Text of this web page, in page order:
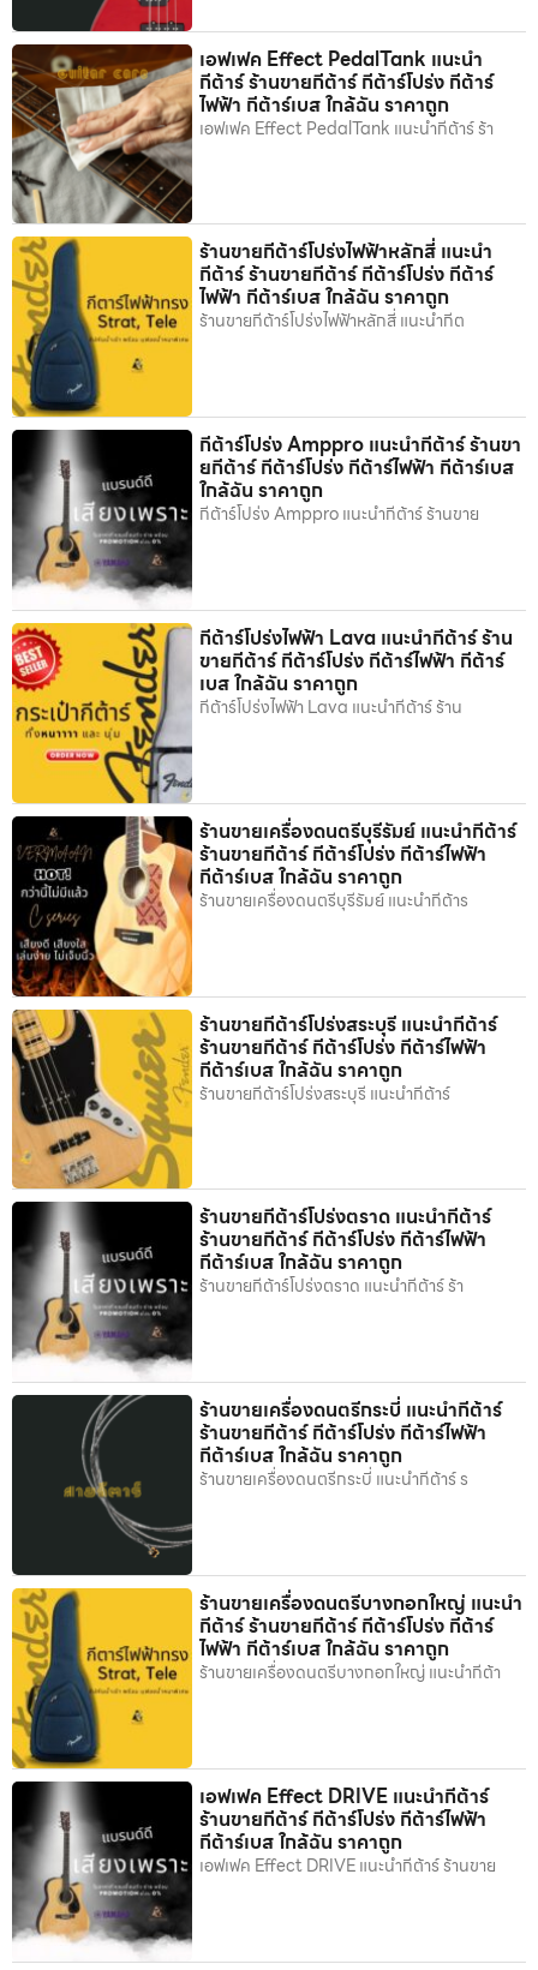
เอฟเฟค Effect PedalTank แนะนำ
กีต้าร์ ร้านขายกีต้าร์ กีต้าร์โปร่ง กีต้าร์
ไฟฟ้า กีต้าร์เบส ใกล้ฉัน ราคาถูก
เอฟเฟค Effect PedalTank แนะนำกีต้าร์ ร้า
ร้านขายกีต้าร์โปร่งไฟฟ้าหลักสี่ แนะนำ
กีต้าร์ ร้านขายกีต้าร์ กีต้าร์โปร่ง กีต้าร์
ไฟฟ้า กีต้าร์เบส ใกล้ฉัน ราคาถูก
ร้านขายกีต้าร์โปร่งไฟฟ้าหลักสี่ แนะนำกีต
กีต้าร์โปร่ง Amppro แนะนำกีต้าร์ ร้านขา
ยกีต้าร์ กีต้าร์โปร่ง กีต้าร์ไฟฟ้า กีต้าร์เบส
ใกล้ฉัน ราคาถูก
กีต้าร์โปร่ง Amppro แนะนำกีต้าร์ ร้านขาย
กีต้าร์โปร่งไฟฟ้า Lava แนะนำกีต้าร์ ร้าน
ขายกีต้าร์ กีต้าร์โปร่ง กีต้าร์ไฟฟ้า กีต้าร์
เบส ใกล้ฉัน ราคาถูก
กีต้าร์โปร่งไฟฟ้า Lava แนะนำกีต้าร์ ร้าน
ร้านขายเครื่องดนตรีบุรีรัมย์ แนะนำกีต้าร์
ร้านขายกีต้าร์ กีต้าร์โปร่ง กีต้าร์ไฟฟ้า
กีต้าร์เบส ใกล้ฉัน ราคาถูก
ร้านขายเครื่องดนตรีบุรีรัมย์ แนะนำกีต้าร
ร้านขายกีต้าร์โปร่งสระบุรี แนะนำกีต้าร์
ร้านขายกีต้าร์ กีต้าร์โปร่ง กีต้าร์ไฟฟ้า
กีต้าร์เบส ใกล้ฉัน ราคาถูก
ร้านขายกีต้าร์โปร่งสระบุรี แนะนำกีต้าร์
ร้านขายกีต้าร์โปร่งตราด แนะนำกีต้าร์
ร้านขายกีต้าร์ กีต้าร์โปร่ง กีต้าร์ไฟฟ้า
กีต้าร์เบส ใกล้ฉัน ราคาถูก
ร้านขายกีต้าร์โปร่งตราด แนะนำกีต้าร์ ร้า
ร้านขายเครื่องดนตรีกระบี่ แนะนำกีต้าร์
ร้านขายกีต้าร์ กีต้าร์โปร่ง กีต้าร์ไฟฟ้า
กีต้าร์เบส ใกล้ฉัน ราคาถูก
ร้านขายเครื่องดนตรีกระบี่ แนะนำกีต้าร์ ร
ร้านขายเครื่องดนตรีบางกอกใหญ่ แนะนำ
กีต้าร์ ร้านขายกีต้าร์ กีต้าร์โปร่ง กีต้าร์
ไฟฟ้า กีต้าร์เบส ใกล้ฉัน ราคาถูก
ร้านขายเครื่องดนตรีบางกอกใหญ่ แนะนำกีต้า
เอฟเฟค Effect DRIVE แนะนำกีต้าร์
ร้านขายกีต้าร์ กีต้าร์โปร่ง กีต้าร์ไฟฟ้า
กีต้าร์เบส ใกล้ฉัน ราคาถูก
เอฟเฟค Effect DRIVE แนะนำกีต้าร์ ร้านขาย